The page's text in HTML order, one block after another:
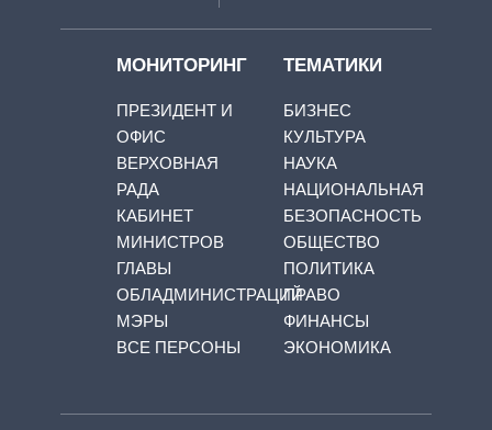
МОНИТОРИНГ
ПРЕЗИДЕНТ И
ОФИС
ВЕРХОВНАЯ
РАДА
КАБИНЕТ
МИНИСТРОВ
ГЛАВЫ
ОБЛАДМИНИСТРАЦИЙ
МЭРЫ
ВСЕ ПЕРСОНЫ
ТЕМАТИКИ
БИЗНЕС
КУЛЬТУРА
НАУКА
НАЦИОНАЛЬНАЯ
БЕЗОПАСНОСТЬ
ОБЩЕСТВО
ПОЛИТИКА
ПРАВО
ФИНАНСЫ
ЭКОНОМИКА